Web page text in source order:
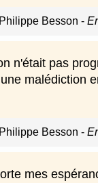
Philippe Besson -
n'était pas
malédiction
Philippe Besson -
mes